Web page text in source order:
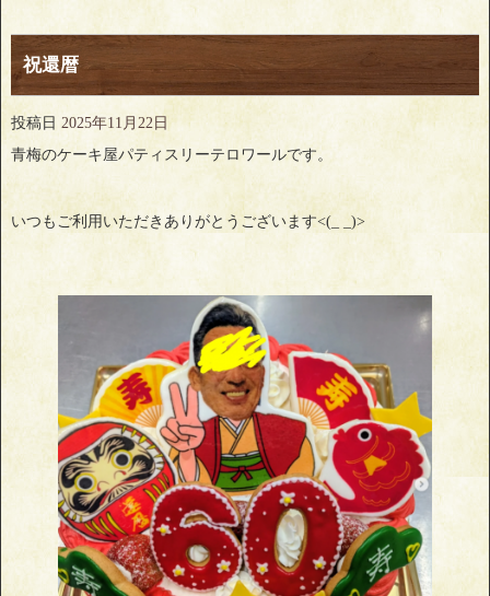
祝還暦
投稿日 2025年11月22日
青梅のケーキ屋パティスリーテロワールです。
いつもご利用いただきありがとうございます<(_ _)>